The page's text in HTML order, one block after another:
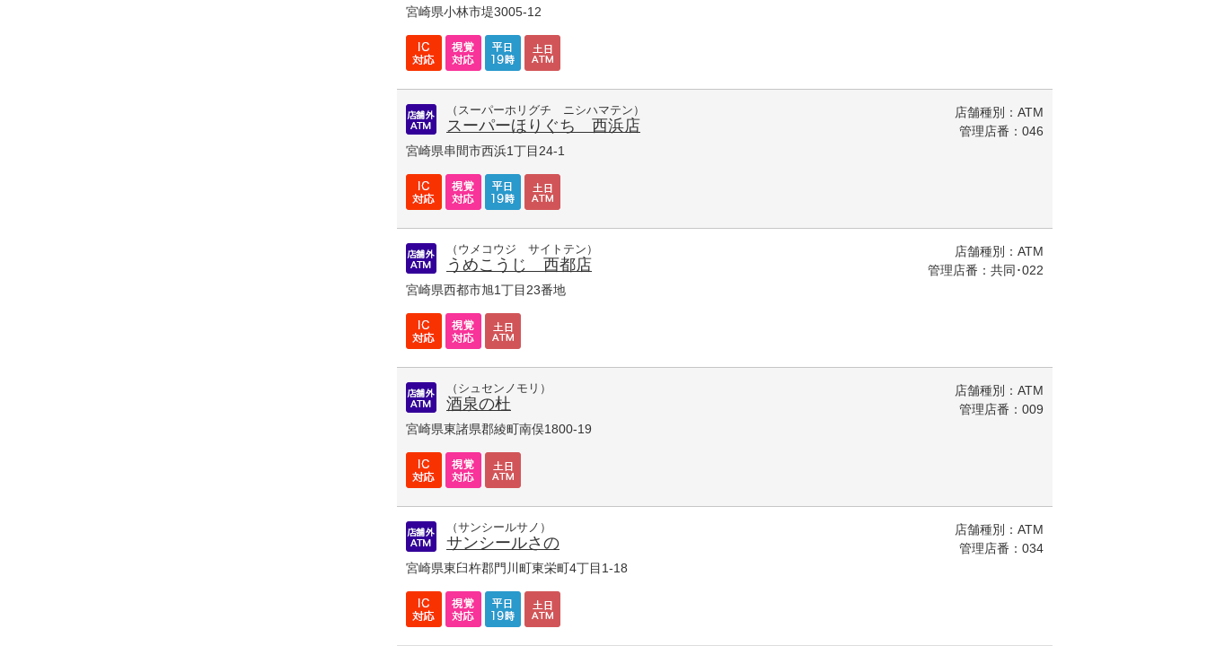
宮崎県小林市堤3005-12
（スーパーホリグチ ニシハマテン）
スーパーほりぐち 西浜店
宮崎県串間市西浜1丁目24-1
店舗種別：ATM
管理店番：046
（ウメコウジ サイトテン）
うめこうじ 西都店
宮崎県西都市旭1丁目23番地
店舗種別：ATM
管理店番：共同･022
（シュセンノモリ）
酒泉の杜
宮崎県東諸県郡綾町南俣1800-19
店舗種別：ATM
管理店番：009
（サンシールサノ）
サンシールさの
宮崎県東臼杵郡門川町東栄町4丁目1-18
店舗種別：ATM
管理店番：034